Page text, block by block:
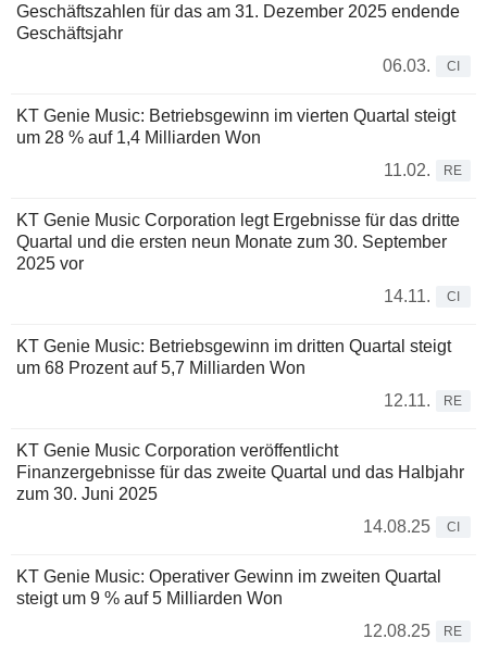
Geschäftszahlen für das am 31. Dezember 2025 endende
Geschäftsjahr
06.03.
CI
KT Genie Music: Betriebsgewinn im vierten Quartal steigt
um 28 % auf 1,4 Milliarden Won
11.02.
RE
KT Genie Music Corporation legt Ergebnisse für das dritte
Quartal und die ersten neun Monate zum 30. September
2025 vor
14.11.
CI
KT Genie Music: Betriebsgewinn im dritten Quartal steigt
um 68 Prozent auf 5,7 Milliarden Won
12.11.
RE
KT Genie Music Corporation veröffentlicht
Finanzergebnisse für das zweite Quartal und das Halbjahr
zum 30. Juni 2025
14.08.25
CI
KT Genie Music: Operativer Gewinn im zweiten Quartal
steigt um 9 % auf 5 Milliarden Won
12.08.25
RE